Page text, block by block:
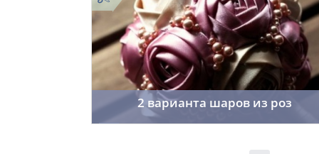
2 варианта шаров из роз